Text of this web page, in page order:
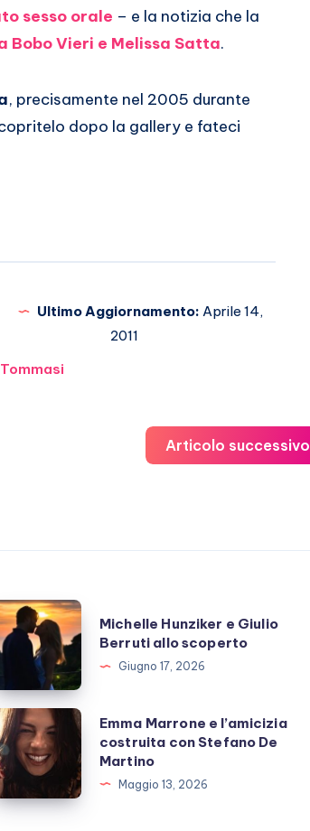
sesso orale – e la notizia che la
Vieri e Melissa Satta.
, precisamente nel 2005 durante
dopo la gallery e fateci
Ultimo Aggiornamento: Aprile 14,
2011
Articolo successivo
Michelle Hunziker e Giulio
Berruti allo scoperto
Giugno 17, 2026
Emma Marrone e l’amicizia
costruita con Stefano De
Martino
Maggio 13, 2026